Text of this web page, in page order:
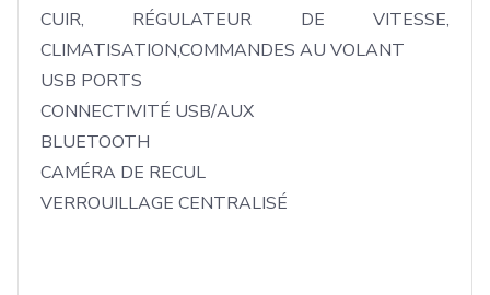
CUIR, RÉGULATEUR DE VITESSE,
CLIMATISATION,COMMANDES AU VOLANT
USB PORTS
CONNECTIVITÉ USB/AUX
BLUETOOTH
CAMÉRA DE RECUL
VERROUILLAGE CENTRALISÉ